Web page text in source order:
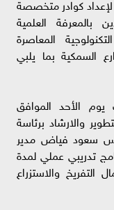
بالمعرفة العلمية
المعاصرة
السمكية بما يلبي
يوم الأحد الموافق
والارشاد برئاسة
سعود فياض مدير
تدريبي عملي لمدة
التفريخ والاستزراع